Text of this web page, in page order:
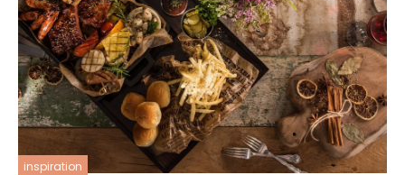
inspiration